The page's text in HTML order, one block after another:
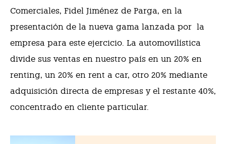
Comerciales, Fidel Jiménez de Parga, en la
presentación de la nueva gama lanzada por la
empresa para este ejercicio. La automovilística
divide sus ventas en nuestro país en un 20% en
renting, un 20% en rent a car, otro 20% mediante
adquisición directa de empresas y el restante 40%,
concentrado en cliente particular.